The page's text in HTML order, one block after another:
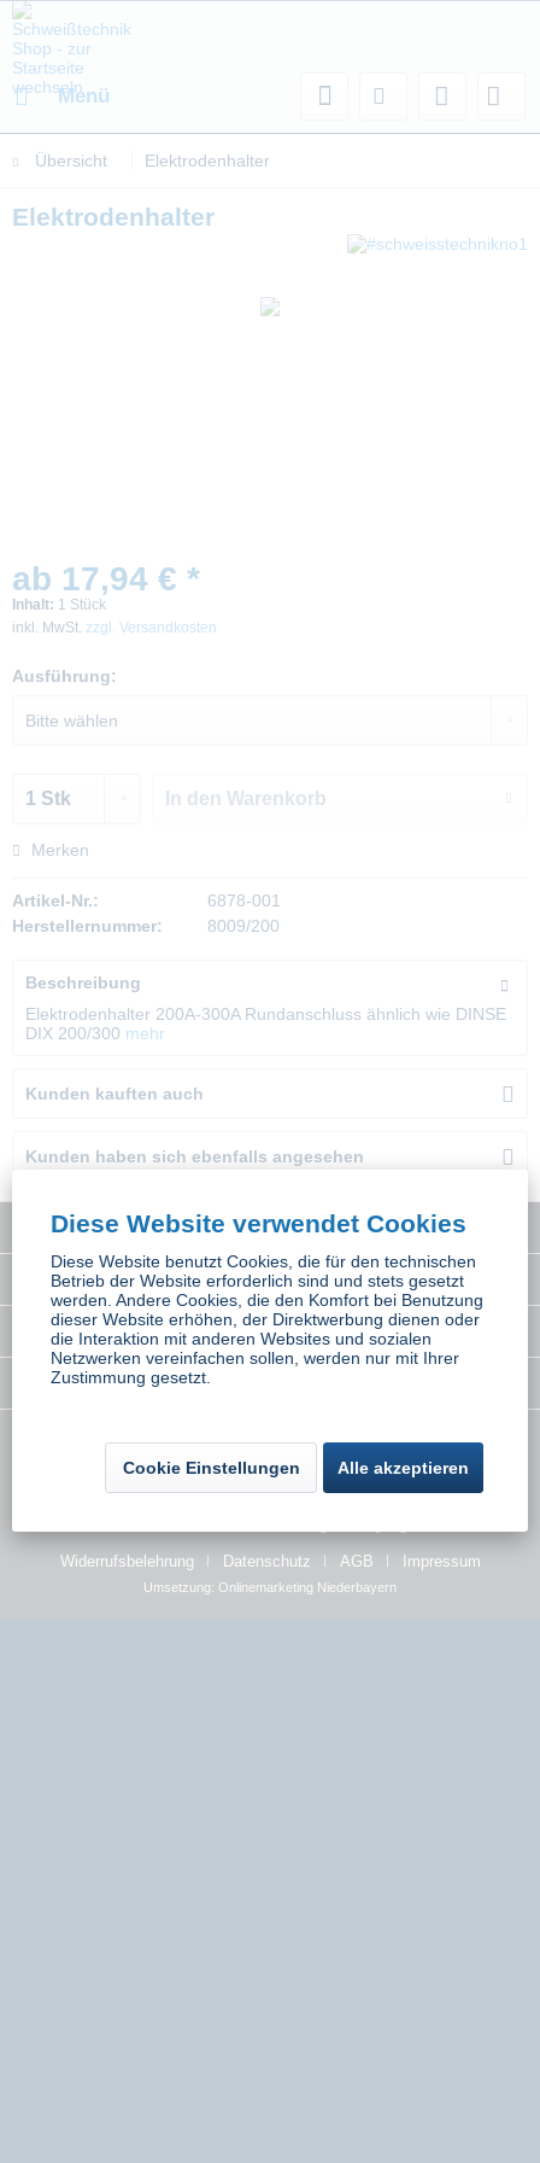
Menü
Übersicht Elektrodenhalter
Elektrodenhalter
ab 17,94 € *
Inhalt: 1 Stück
inkl. MwSt. zzgl. Versandkosten
Ausführung:
In den Warenkorb
Merken
Artikel-Nr.:
6878-001
Herstellernummer:
8009/200
Beschreibung
Elektrodenhalter 200A-300A Rundanschluss ähnlich wie DINSE
DIX 200/300 mehr
Kunden kauften auch
Kunden haben sich ebenfalls angesehen
Service Hotline
Interessantes
Rechtliches
Newsletter
* Alle Preise inkl. gesetzl. Mehrwertsteuer zzgl.
wenn nicht
anders beschrieben
Widerrufsbelehrung Datenschutz AGB Impressum
Umsetzung: Onlinemarketing Niederbayern
Diese Website verwendet Cookies
Diese Website benutzt Cookies, die für den technischen
Betrieb der Website erforderlich sind und stets gesetzt
werden. Andere Cookies, die den Komfort bei Benutzung
dieser Website erhöhen, der Direktwerbung dienen oder
die Interaktion mit anderen Websites und sozialen
Netzwerken vereinfachen sollen, werden nur mit Ihrer
Zustimmung gesetzt.
Cookie Einstellungen Alle akzeptieren